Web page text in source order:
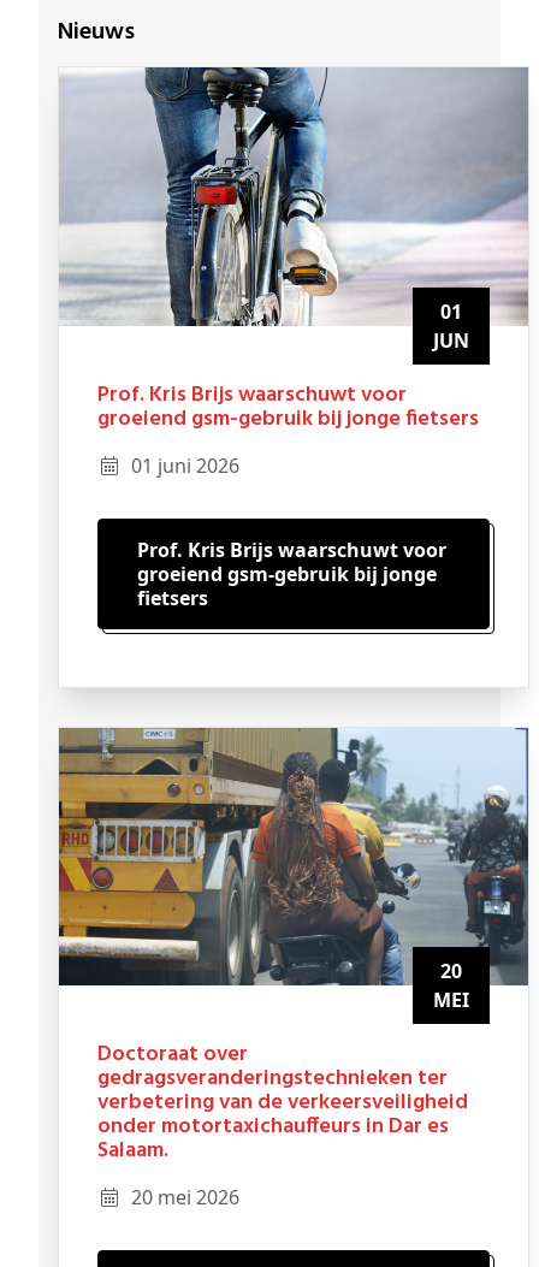
Nieuws
01
JUN
Prof. Kris Brijs waarschuwt voor
groeiend gsm-gebruik bij jonge fietsers
01 juni 2026
Prof. Kris Brijs waarschuwt voor
groeiend gsm-gebruik bij jonge
fietsers
20
MEI
Doctoraat over
gedragsveranderingstechnieken ter
verbetering van de verkeersveiligheid
onder motortaxichauffeurs in Dar es
Salaam.
20 mei 2026